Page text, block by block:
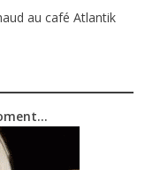
au café Atlantik